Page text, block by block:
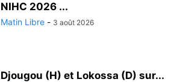
‎NIHC 2026 ...
Matin Libre - 3 août 2026
Djougou (H) et Lokossa (D) sur...